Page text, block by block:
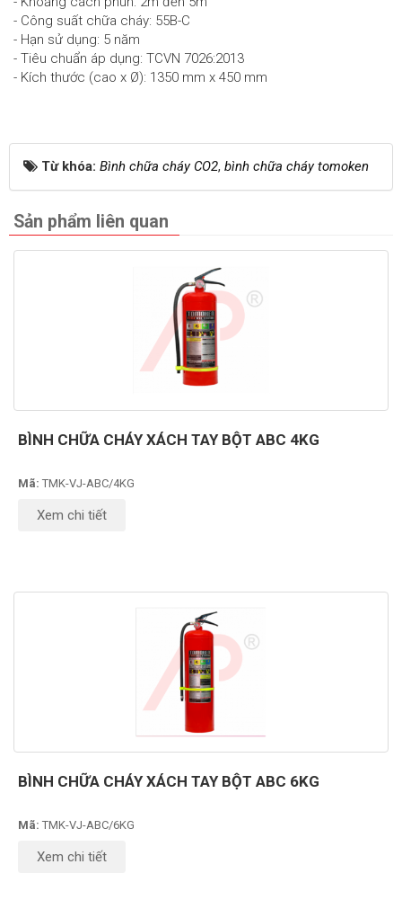
- Công suất chữa cháy: 55B-C
- Hạn sử dụng: 5 năm
- Tiêu chuẩn áp dụng: TCVN 7026:2013
- Kích thước (cao x Ø): 1350 mm x 450 mm
Từ khóa: Bình chữa cháy CO2, bình chữa cháy tomoken
Sản phẩm liên quan
BÌNH CHỮA CHÁY XÁCH TAY BỘT ABC 4KG
Mã: TMK-VJ-ABC/4KG
Xem chi tiết
BÌNH CHỮA CHÁY XÁCH TAY BỘT ABC 6KG
Mã: TMK-VJ-ABC/6KG
Xem chi tiết